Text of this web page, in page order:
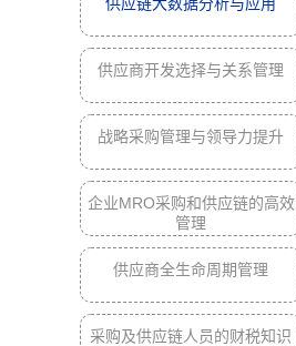
供应商开发选择与关系管理
战略采购管理与领导力提升
企业MRO采购和供应链的高效
管理
供应商全生命周期管理
采购及供应链人员的财税知识